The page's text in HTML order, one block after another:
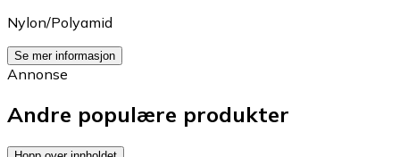
Nylon/Polyamid
Se mer informasjon
Annonse
Andre populære produkter